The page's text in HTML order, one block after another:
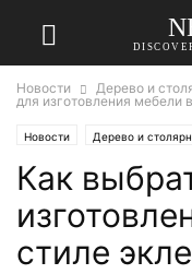
Новости Дерево и
для изготовления мебели
Новости Дерево и
Как
стиле